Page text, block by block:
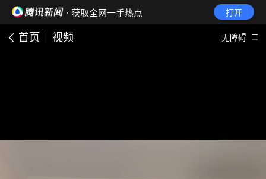
· 获取全网一手热点 打开
首页 视频 无障碍